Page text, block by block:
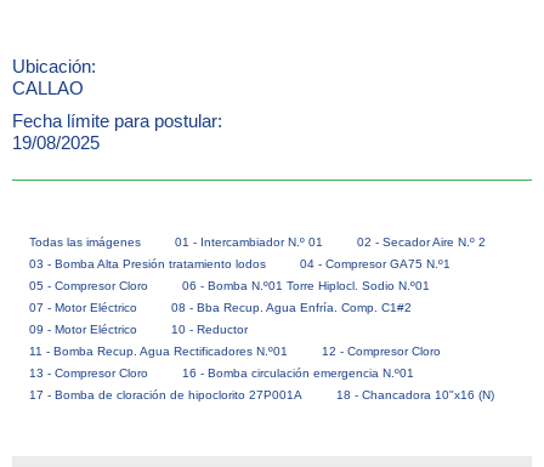
Ubicación:
CALLAO
Fecha límite para postular:
19/08/2025
Todas las imágenes 01 - Intercambiador N.º 01
02 - Secador Aire N.º 2
03 - Bomba Alta Presión tratamiento lodos
04 - Compresor GA75 N.º1
05 - Compresor Cloro
06 - Bomba N.º01 Torre Hiplocl. Sodio N.º01
07 - Motor Eléctrico
08 - Bba Recup. Agua Enfría. Comp. C1#2
09 - Motor Eléctrico
10 - Reductor
11 - Bomba Recup. Agua Rectificadores N.º01
12 - Compresor Cloro
13 - Compresor Cloro
16 - Bomba circulación emergencia N.º01
17 - Bomba de cloración de hipoclorito 27P001A
18 - Chancadora 10"x16 (N)